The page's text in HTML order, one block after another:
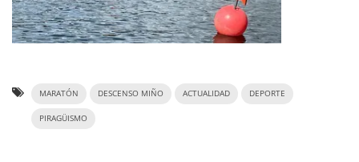
MARATÓN DESCENSO MIÑO ACTUALIDAD DEPORTE
PIRAGÜISMO